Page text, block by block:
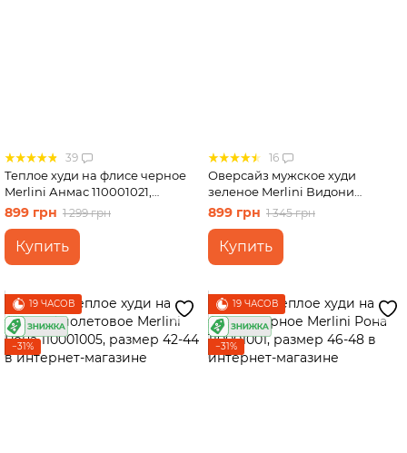
39
Теплое худи на флисе черное
Merlini Анмас 110001021,
размер 46-48
899 грн 1 299 грн
Купить
16
Оверсайз мужское худи
зеленое Merlini Видони
110001322 размер 50-52 (2XL-
899 грн 1 345 грн
Купить
19 ЧАСОВ
−31%
19 ЧАСОВ
−31%